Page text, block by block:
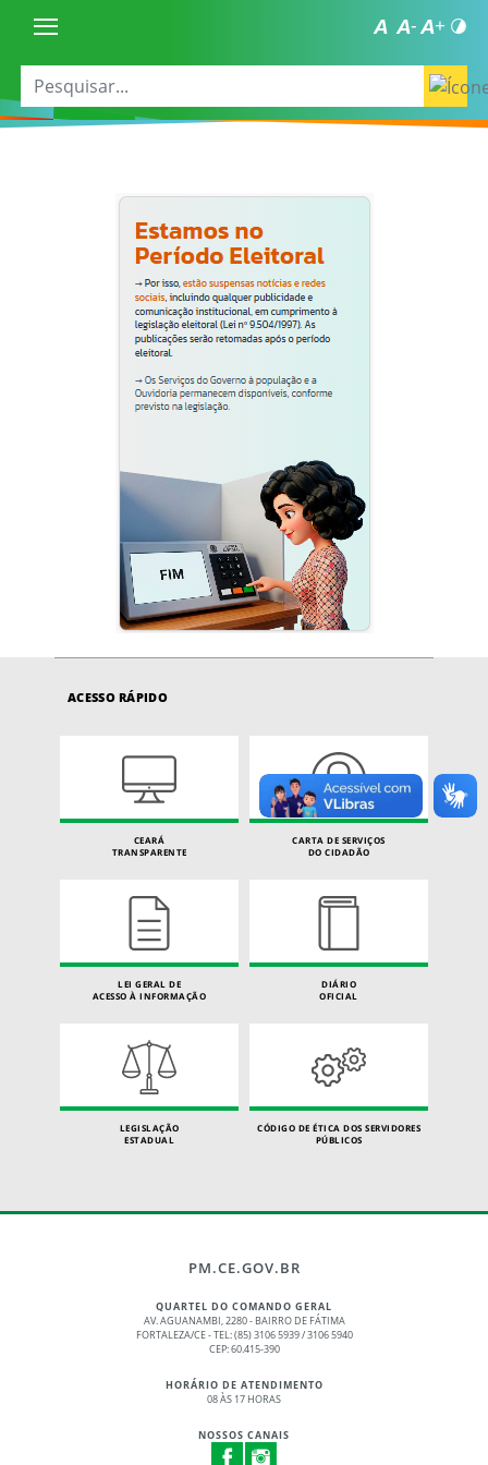
ACESSO RÁPIDO
CEARÁ
TRANSPARENTE
CARTA DE SERVIÇOS
DO CIDADÃO
LEI GERAL DE
ACESSO À INFORMAÇÃO
DIÁRIO
OFICIAL
LEGISLAÇÃO
ESTADUAL
CÓDIGO DE ÉTICA DOS SERVIDORES
PÚBLICOS
PM.CE.GOV.BR
QUARTEL DO COMANDO GERAL
AV. AGUANAMBI, 2280 - BAIRRO DE FÁTIMA
FORTALEZA/CE - TEL: (85) 3106 5939 / 3106 5940
CEP: 60.415-390
HORÁRIO DE ATENDIMENTO
08 ÀS 17 HORAS
NOSSOS CANAIS